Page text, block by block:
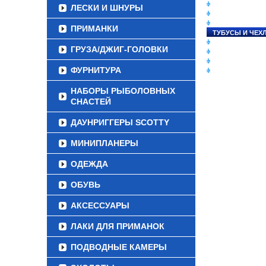
ЛЕСКИ И ШНУРЫ
ПРИМАНКИ
ГРУЗА/ДЖИГ-ГОЛОВКИ
ФУРНИТУРА
НАБОРЫ РЫБОЛОВНЫХ
СНАСТЕЙ
ДАУНРИГГЕРЫ SCOTTY
МИНИПЛАНЕРЫ
ОДЕЖДА
ОБУВЬ
АКСЕССУАРЫ
ЛАКИ ДЛЯ ПРИМАНОК
ПОДВОДНЫЕ КАМЕРЫ
ТУБУСЫ И